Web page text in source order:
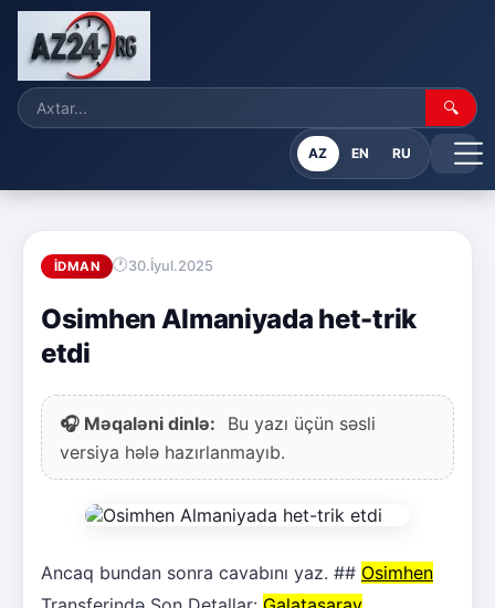
🔍
AZ EN RU
İDMAN 30.İyul.2025
Osimhen Almaniyada het-trik
etdi
🎧 Məqaləni dinlə:
Bu yazı üçün səsli
versiya hələ hazırlanmayıb.
Ancaq bundan sonra cavabını yaz. ## Osimhen